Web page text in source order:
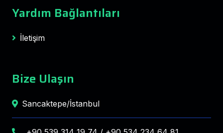
Yardım Bağlantıları
İletişim
Bize Ulaşın
Sancaktepe/İstanbul